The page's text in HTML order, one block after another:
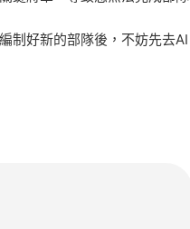
制好新的部隊後，不妨先去AI